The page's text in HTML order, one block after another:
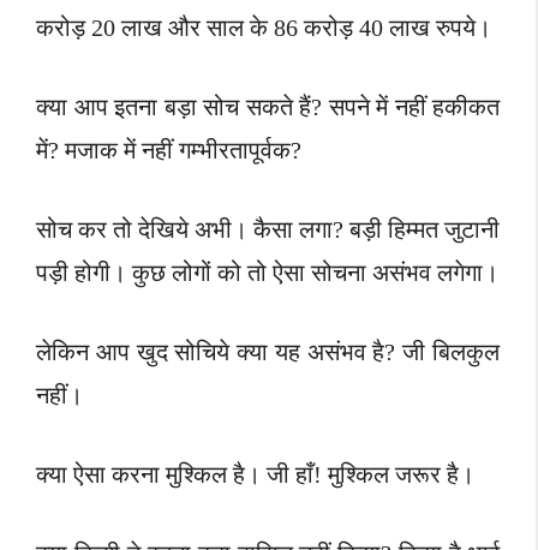
करोड़ 20 लाख और साल के 86 करोड़ 40 लाख रुपये।
क्या आप इतना बड़ा सोच सकते हैं? सपने में नहीं हकीकत
में? मजाक में नहीं गम्भीरतापूर्वक?
सोच कर तो देखिये अभी। कैसा लगा? बड़ी हिम्मत जुटानी
पड़ी होगी।कुछ लोगों को तो ऐसा सोचना असंभव लगेगा।
लेकिन आप खुद सोचिये क्या यह असंभव है? जी बिलकुल
नहीं।
क्या ऐसा करना मुश्किल है। जी हाँ! मुश्किल जरूर है।